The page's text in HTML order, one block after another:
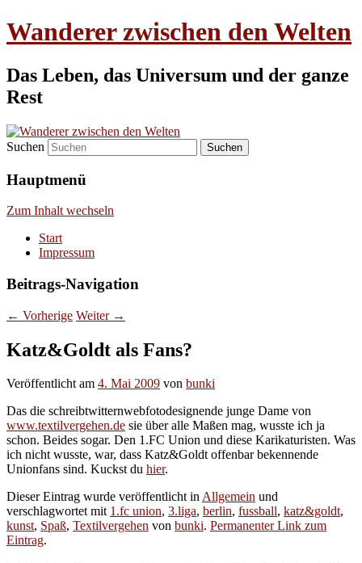
Wanderer zwischen den Welten
Das Leben, das Universum und der ganze
Rest
Suchen
Hauptmenü
Zum Inhalt wechseln
Start
Impressum
Beitrags-Navigation
← Vorherige Weiter →
Katz&Goldt als Fans?
Veröffentlicht am 4. Mai 2009 von bunki
Das die schreibtwitternwebfotodesignende junge Dame von
www.textilvergehen.de sie über alle Maßen mag, wusste ich ja
schon. Beides sogar. Den 1.FC Union und diese Karikaturisten. Was
ich nicht wusste, war, dass Katz&Goldt offenbar bekennende
Unionfans sind. Kuckst du hier.
Dieser Eintrag wurde veröffentlicht inAllgemein und
verschlagwortet mit 1.fc union, 3.liga, berlin, fussball, katz&goldt,
kunst, Spaß, Textilvergehen von bunki. Permanenter Link zum
Eintrag.